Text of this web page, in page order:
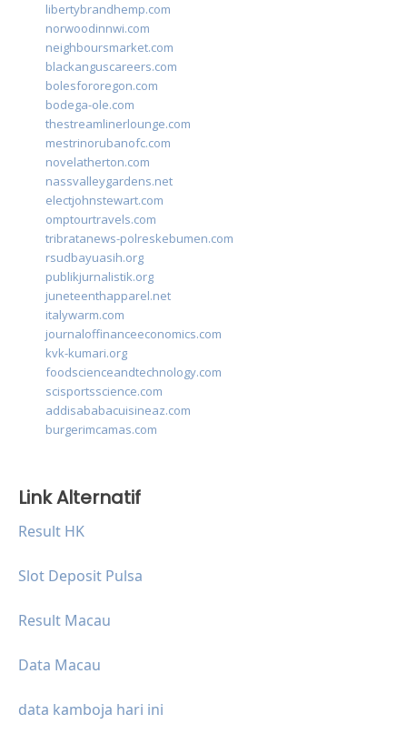
libertybrandhemp.com
norwoodinnwi.com
neighboursmarket.com
blackanguscareers.com
bolesfororegon.com
bodega-ole.com
thestreamlinerlounge.com
mestrinorubanofc.com
novelatherton.com
nassvalleygardens.net
electjohnstewart.com
omptourtravels.com
tribratanews-polreskebumen.com
rsudbayuasih.org
publikjurnalistik.org
juneteenthapparel.net
italywarm.com
journaloffinanceeconomics.com
kvk-kumari.org
foodscienceandtechnology.com
scisportsscience.com
addisababacuisineaz.com
burgerimcamas.com
Link Alternatif
Result HK
Slot Deposit Pulsa
Result Macau
Data Macau
data kamboja hari ini